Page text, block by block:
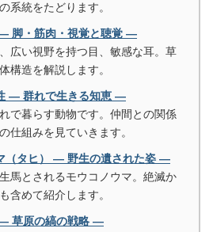
系統をたどります。
脚・筋肉・視覚と聴覚 ―
広い視野を持つ目、敏感な耳。草
構造を解説します。
― 群れで生きる知恵 ―
で暮らす動物です。仲間との関係
仕組みを見ていきます。
（タヒ） ― 野生の遺された姿 ―
馬とされるモウコノウマ。絶滅か
含めて紹介します。
草原の縞の戦略 ―